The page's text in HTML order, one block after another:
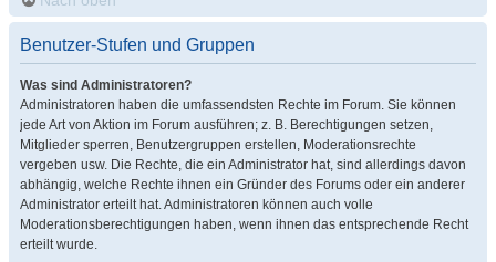
Benutzer-Stufen und Gruppen
Was sind Administratoren?
Administratoren haben die umfassendsten Rechte im Forum. Sie können
jede Art von Aktion im Forum ausführen; z. B. Berechtigungen setzen,
Mitglieder sperren, Benutzergruppen erstellen, Moderationsrechte
vergeben usw. Die Rechte, die ein Administrator hat, sind allerdings davon
abhängig, welche Rechte ihnen ein Gründer des Forums oder ein anderer
Administrator erteilt hat. Administratoren können auch volle
Moderationsberechtigungen haben, wenn ihnen das entsprechende Recht
erteilt wurde.